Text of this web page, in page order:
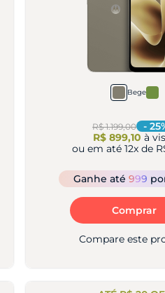
Bege
R$ 1.199,00 -25
R$ 899,10 à
ou em até 12x de
Ganheaté 999
Comprar
Compare este